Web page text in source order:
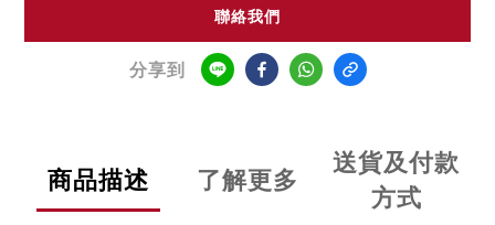
聯絡我們
分享到
商品描述 了解更多
送貨及付款
方式